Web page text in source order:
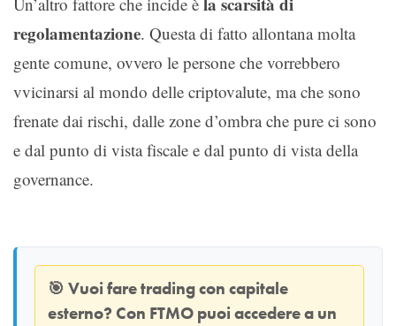
regolamentazione. Questa di fatto allontana molta
gente comune, ovvero le persone che vorrebbero
vvicinarsi al mondo delle criptovalute, ma che sono
frenate dai rischi, dalle zone d’ombra che pure ci sono
e dal punto di vista fiscale e dal punto di vista della
governance.
🎯 Vuoi fare trading con capitale
esterno? Con FTMO puoi accedere a un